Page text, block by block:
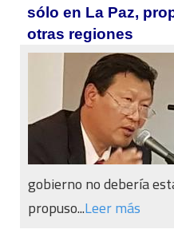
sólo en La Paz,
otras regiones
gobierno no debería
propuso...Leer más